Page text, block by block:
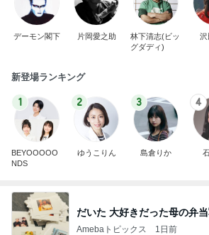
デーモン閣下 片岡愛之助
林下清志(ビッ
グダディ)
沢
新登場ランキング
1
BEYOOOOO
NDS
2
ゆうこりん
3
島倉りか
4
だいた 大好きだった母の弁
Amebaトピックス 1日前